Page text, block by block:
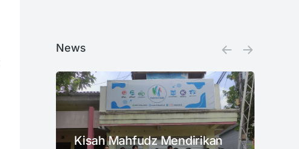
News
Kisah Mahfudz Mendirikan